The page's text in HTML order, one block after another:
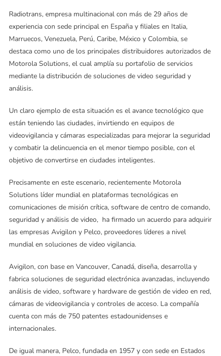
Radiotrans, empresa multinacional con más de 29 años de
experiencia con sede principal en España y filiales en Italia,
Marruecos, Venezuela, Perú, Caribe, México y Colombia, se
destaca como uno de los principales distribuidores autorizados de
Motorola Solutions, el cual amplía su portafolio de servicios
mediante la distribución de soluciones de video seguridad y
análisis.
Un claro ejemplo de esta situación es el avance tecnológico que
están teniendo las ciudades, invirtiendo en equipos de
videovigilancia y cámaras especializadas para mejorar la seguridad
y combatir la delincuencia en el menor tiempo posible, con el
objetivo de convertirse en ciudades inteligentes.
Precisamente en este escenario, recientemente Motorola
Solutions líder mundial en plataformas tecnológicas en
comunicaciones de misión crítica, software de centro de comando,
seguridad y análisis de video, ha firmado un acuerdo para adquirir
las empresas Avigilon y Pelco, proveedores líderes a nivel
mundial en soluciones de video vigilancia.
Avigilon, con base en Vancouver, Canadá, diseña, desarrolla y
fabrica soluciones de seguridad electrónica avanzadas, incluyendo
análisis de video, software y hardware de gestión de video en red,
cámaras de videovigilancia y controles de acceso. La compañía
cuenta con más de 750 patentes estadounidenses e
internacionales.
De igual manera, Pelco, fundada en 1957 y con sede en Estados